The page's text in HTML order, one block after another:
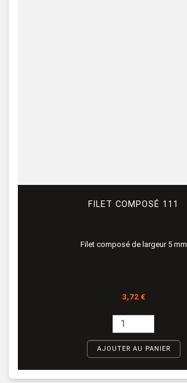
FILET COMPOSÉ 111
Filet composé de largeur 5 mm
Prix
3,72 €
AJOUTER AU PANIER